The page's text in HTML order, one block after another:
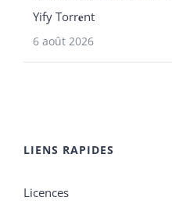
Yify Torr𝐞nt
6 août 2026
LIENS RAPIDES
Licences